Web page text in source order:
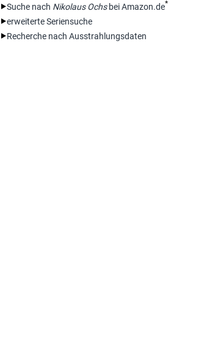
Suche nach Nikolaus Ochsbei Amazon.de*
erweiterte Seriensuche
Recherche nach Ausstrahlungsdaten